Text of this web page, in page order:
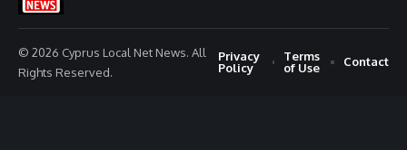
© 2026 Cyprus Local Net News. All
Rights Reserved.
Privacy
Policy
Terms
of Use
Contact